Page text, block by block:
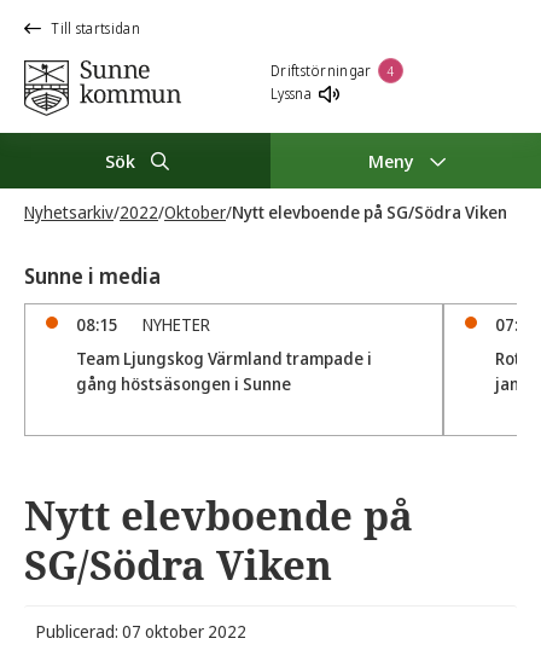
Till startsidan
Driftstörningar 4
Lyssna
Sök Meny
Nyhetsarkiv/2022/Oktober/Nytt elevboende på SG/Södra Viken
Sunne i media
08:15
NYHETER
Team Ljungskog Värmland trampade i
gång höstsäsongen i Sunne
07:47
Nytt elevboende på
SG/Södra Viken
Publicerad: 07 oktober 2022